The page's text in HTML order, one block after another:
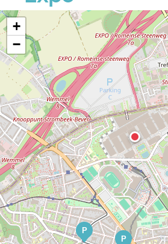
P
P
+
−